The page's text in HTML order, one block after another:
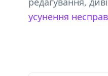
усунення